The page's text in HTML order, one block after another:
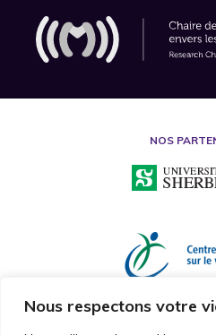
Nous respectons votre
NOS